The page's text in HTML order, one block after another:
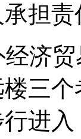
担责
济贸
三
进